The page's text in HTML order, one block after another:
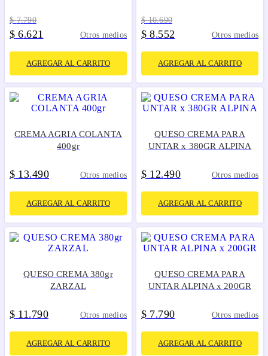
$ 7.790
$ 6.621 Otros medios
AGREGAR AL CARRITO
$ 10.690
$ 8.552 Otros medios
AGREGAR AL CARRITO
CREMA AGRIA COLANTA
400gr
$ 13.490 Otros medios
AGREGAR AL CARRITO
QUESO CREMA PARA
UNTAR x 380GR ALPINA
$ 12.490 Otros medios
AGREGAR AL CARRITO
QUESO CREMA 380gr
ZARZAL
$ 11 .790 Otros medios
AGREGAR AL CARRITO
QUESO CREMA PARA
UNTAR ALPINA x 200GR
$ 7.790 Otros medios
AGREGAR AL CARRITO